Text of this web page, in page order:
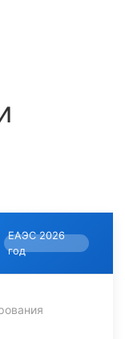
ЕАЭС 2026
год